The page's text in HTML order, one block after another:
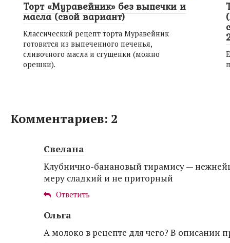
Торт «Муравейник» без выпечки и
масла (свой вариант)
Классический рецепт торта Муравейник
готовится из выпеченного печенья,
сливочного масла и сгущенки (можно
орешки).
Комментариев: 2
Свелана
Клубнично-банановый тирамису —
меру сладкий и не приторный
Ответить
Ольга
А молоко в рецепте для чего? В описании